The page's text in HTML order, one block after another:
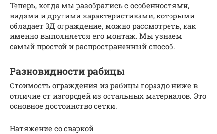
Теперь, когда мы разобрались с особенностями,
видами и другими характеристиками, которыми
обладает 3Д ограждение, можно рассмотреть, как
именно выполняется его монтаж. Мы узнаем
самый простой и распространенный способ.
Разновидности рабицы
Стоимость ограждения из рабицы гораздо ниже в
отличие от изгородей из остальных материалов. Это
основное достоинство сетки.
Натяжение со сваркой